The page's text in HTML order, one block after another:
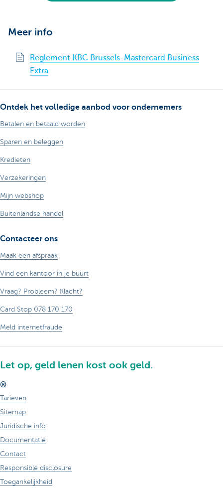
Meer info
Reglement KBC Brussels-Mastercard Business
Extra
Ontdek het volledige aanbod voor ondernemers
Betalen en betaald worden
Sparen en beleggen
Kredieten
Verzekeringen
Mijn webshop
Buitenlandse handel
Contacteer ons
Maak een afspraak
Vind een kantoor in je buurt
Vraag? Probleem? Klacht?
Card Stop 078 170 170
Meld internetfraude
Let op, geld lenen kost ook geld.
®
Tarieven
Sitemap
Juridische info
Documentatie
Contact
Responsible disclosure
Toegankelijkheid